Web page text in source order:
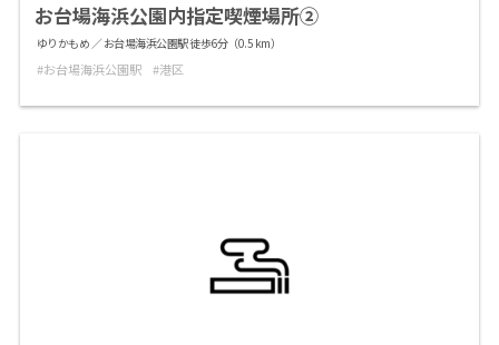
お台場海浜公園内指定喫煙場所②
ゆりかもめ ／ お台場海浜公園駅 徒歩6分（0.5 km）
お台場海浜公園駅 港区